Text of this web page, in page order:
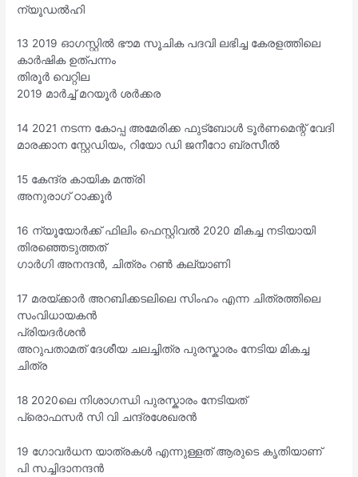
ന്യൂഡൽഹി
13 2019 ഓഗസ്റ്റിൽ ഭൗമ സൂചിക പദവി ലഭിച്ച കേരളത്തിലെ
കാർഷിക ഉത്പന്നം
തിരൂർ വെറ്റില
2019 മാർച്ച് മറയൂർ ശർക്കര
14 2021 നടന്ന കോപ്പ അമേരിക്ക ഫുട്ബോൾ ടൂർണമെന്റ് വേദി
മാരക്കാന സ്റ്റേഡിയം, റിയോ ഡി ജനീറോ ബ്രസീൽ
15 കേന്ദ്ര കായിക മന്ത്രി
അനുരാഗ് ഠാക്കൂർ
16 ന്യൂയോർക്ക് ഫിലിം ഫെസ്റ്റിവൽ 2020 മികച്ച നടിയായി
തിരഞ്ഞെടുത്തത്
ഗാർഗി അനന്ദൻ, ചിത്രം റൺ കല്യാണി
17 മരയ്ക്കാർ അറബിക്കടലിലെ സിംഹം എന്ന ചിത്രത്തിലെ
സംവിധായകൻ
പ്രിയദർശൻ
അറുപതാമത് ദേശീയ ചലച്ചിത്ര പുരസ്കാരം നേടിയ മികച്ച
ചിത്ര
18 2020ലെ നിശാഗന്ധി പുരസ്കാരം നേടിയത്
പ്രൊഫസർ സി വി ചന്ദ്രശേഖരൻ
19 ഗോവർധന യാത്രകൾ എന്നുള്ളത് ആരുടെ കൃതിയാണ്
പി സച്ചിദാനന്ദൻ